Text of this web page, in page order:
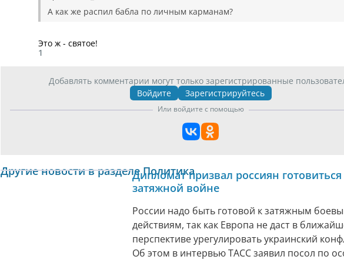
А как же распил бабла по личным карманам?
Это ж - святое!
1
Добавлять комментарии могут только зарегистрированные
Войдите
Зарегистрируйтесь
Или войдите с помощью
Другие новости в разделе ПолитикаДипломат призвал россиян готовиться
затяжной войне
России надо быть готовой к затяжным
действиям, так как Европа не даст в
перспективе урегулировать украинский
Об этом в интервью ТАСС заявил посол по